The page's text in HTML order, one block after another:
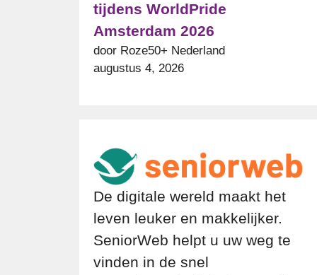
tijdens WorldPride
Amsterdam 2026
door Roze50+ Nederland
augustus 4, 2026
De digitale wereld maakt het
leven leuker en makkelijker.
SeniorWeb helpt u uw weg te
vinden in de snel